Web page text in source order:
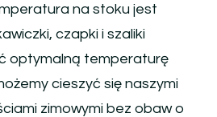
na stoku jest
czapki i szaliki
optymalną temperaturę
cieszyć się naszymi
zimowymi bez obaw o